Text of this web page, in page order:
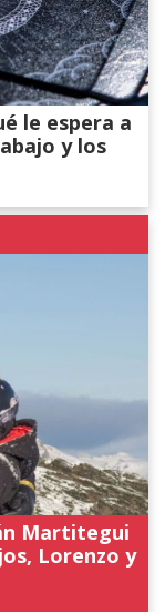
le espera a
y los
Martitegui
Lorenzo y